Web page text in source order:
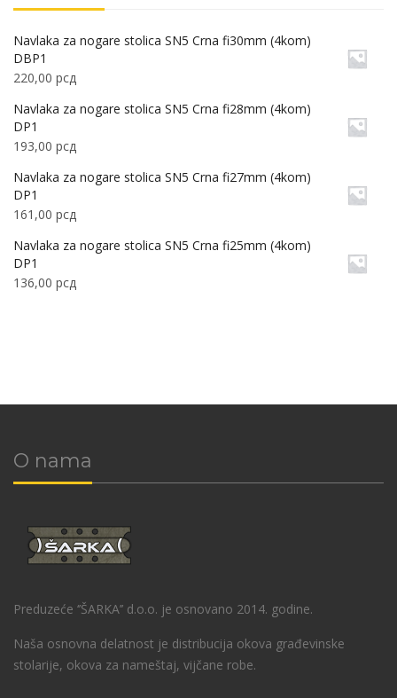
Navlaka za nogare stolica SN5 Crna fi30mm (4kom)
DBP1
220,00 рсд
Navlaka za nogare stolica SN5 Crna fi28mm (4kom)
DP1
193,00 рсд
Navlaka za nogare stolica SN5 Crna fi27mm (4kom)
DP1
161,00 рсд
Navlaka za nogare stolica SN5 Crna fi25mm (4kom)
DP1
136,00 рсд
O nama
Preduzeće ‘’ŠARKA’’ d.o.o. je osnovano 2014. godine.
Naša osnovna delatnost je distribucija okova građevinske
stolarije, okova za nameštaj, vijčane robe.